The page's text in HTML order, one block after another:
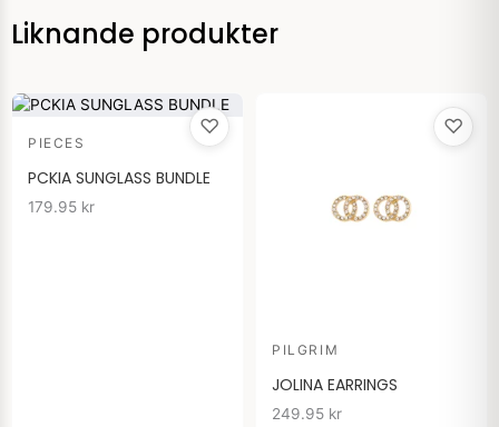
Liknande produkter
♡
PIECES
PCKIA SUNGLASS BUNDLE
179.95 kr
♡
PILGRIM
JOLINA EARRINGS
249.95 kr